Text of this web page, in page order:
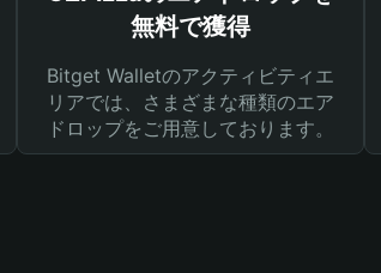
無料で獲得
Bitget Walletのアクティビティエ
リアでは、さまざまな種類のエア
ドロップをご用意しております。